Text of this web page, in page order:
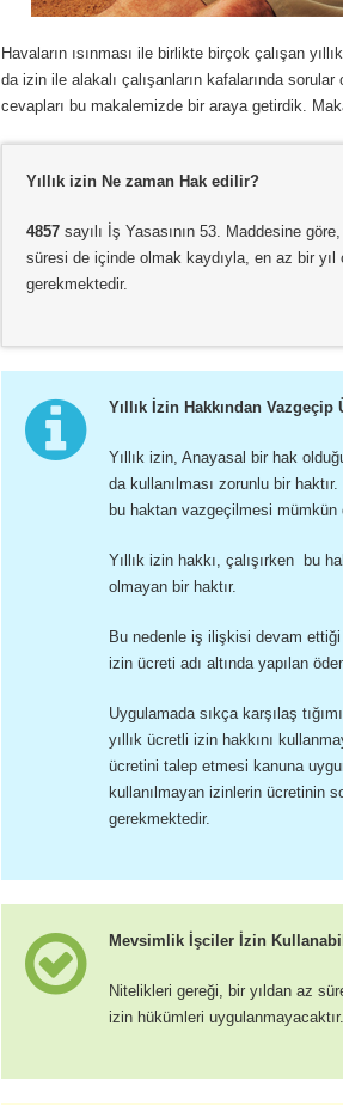
Havaların ısınması ile birlikte birçok çalışan
da izin ile alakalı çalışanların kafalarında
cevapları bu makalemizde bir araya getirdik.
Yıllık izin Ne zaman Hak edilir?
4857 sayılı İş Yasasının 53. Maddesine
süresi de içinde olmak kaydıyla, en az bir yıl
gerekmektedir.
Yıllık İzin Hakkından
Yıllık izin, Anayasal bir hak
da kullanılması zorunlu bir
bu haktan vazgeçilmesi mümkün
Yıllık izin hakkı, çalışırken bu
olmayan bir haktır.
Bu nedenle iş ilişkisi devam
izin ücreti adı altında yapılan
Uygulamada sıkça karşılaş
yıllık ücretli izin hakkını
ücretini talep etmesi kanuna
kullanılmayan izinlerin ücretinin
gerekmektedir.
Mevsimlik İşciler İzin
Nitelikleri gereği, bir yıldan az
izin hükümleri uygulanmayacaktır.